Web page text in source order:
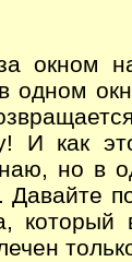
окном
одном
И как
но в
Давайте
который